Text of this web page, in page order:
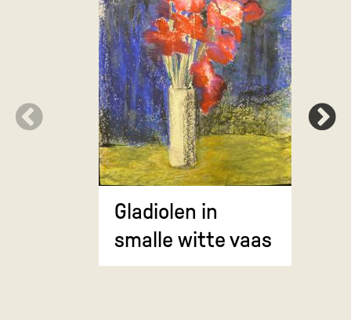
Gladiolen in
smalle witte vaas
Rode